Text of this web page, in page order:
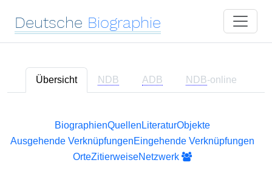
Deutsche Biographie
Übersicht NDB ADB NDB-online
BiographienQuellen LiteraturObjekte
Ausgehende VerknüpfungenEingehende Verknüpfungen
OrteZitierweiseNetzwerk